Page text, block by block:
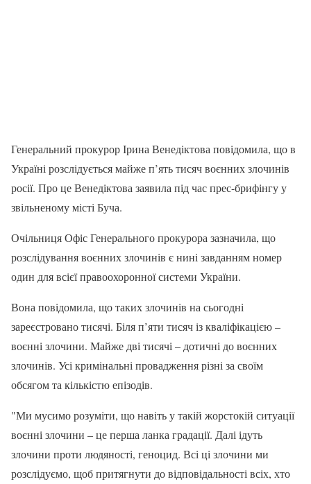
Генеральний прокурор Ірина Венедіктова повідомила, що в
Україні розслідується майже п’ять тисяч воєнних злочинів
росії. Про це Венедіктова заявила під час прес-брифінгу у
звільненому місті Буча.
Очільниця Офіс Генерального прокурора зазначила, що
розслідування воєнних злочинів є нині завданням номер
один для всієї правоохоронної системи України.
Вона повідомила, що таких злочинів на сьогодні
зареєстровано тисячі. Біля п’яти тисяч із кваліфікацією –
воєнні злочини. Майже дві тисячі – дотичні до воєнних
злочинів. Усі кримінальні провадження різні за своїм
обсягом та кількістю епізодів.
"Ми мусимо розуміти, що навіть у такій жорстокій ситуації
воєнні злочини – це перша ланка градації. Далі ідуть
злочини проти людяності, геноцид. Всі ці злочини ми
розслідуємо, щоб притягнути до відповідальності всіх, хто